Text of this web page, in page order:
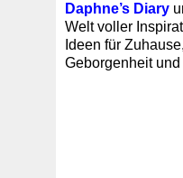
Daphne’s Diary
Welt voller
Ideen für
Geborgenheit